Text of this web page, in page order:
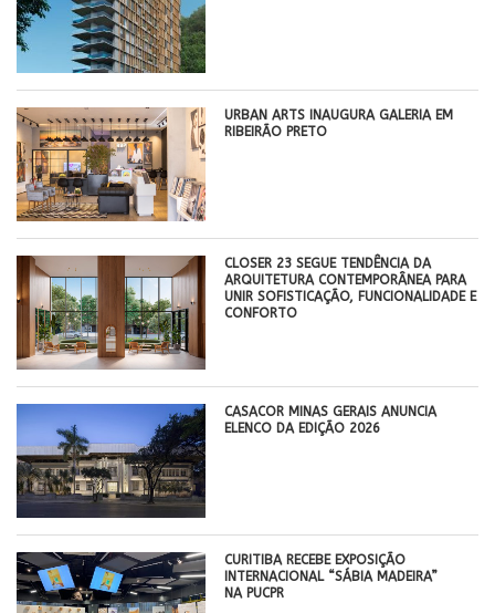
​URBAN ARTS INAUGURA GALERIA EM
RIBEIRÃO PRETO
CLOSER 23 SEGUE TENDÊNCIA DA
ARQUITETURA CONTEMPORÂNEA PARA
UNIR SOFISTICAÇÃO, FUNCIONALIDADE E
CONFORTO
CASACOR MINAS GERAIS ANUNCIA
ELENCO DA EDIÇÃO 2026
CURITIBA RECEBE EXPOSIÇÃO
INTERNACIONAL “SÁBIA MADEIRA”
NA PUCPR